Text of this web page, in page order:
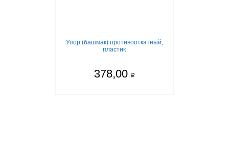
Упор (башмак) противооткатный,
пластик
378,00 q